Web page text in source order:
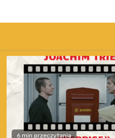
6 min przeczytania